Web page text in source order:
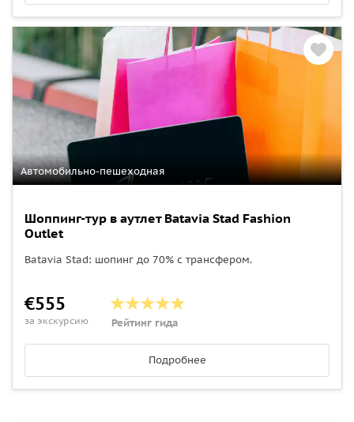
Автомобильно-пешеходная
Шоппинг-тур в аутлет Batavia Stad Fashion
Outlet
Batavia Stad: шопинг до 70% с трансфером.
€555
за экскурсию Рейтинг гида
Подробнее